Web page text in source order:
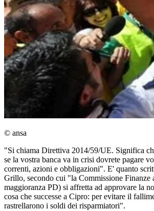
© ansa
"Si chiama Direttiva 2014/59/UE. Significa
se la vostra banca va in crisi dovrete pagare
correnti, azioni e obbligazioni". E' quanto
Grillo, secondo cui "la Commissione Finanze
maggioranza PD) si affretta ad approvare la
cosa che successe a Cipro: per evitare il
rastrellarono i soldi dei risparmiatori".